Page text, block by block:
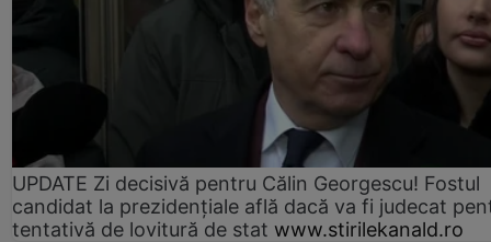
UPDATE Zi decisivă pentru Călin Georgescu! Fostul
candidat la prezidențiale află dacă va fi judecat
tentativă de lovitură de stat www.stirilekanald.ro